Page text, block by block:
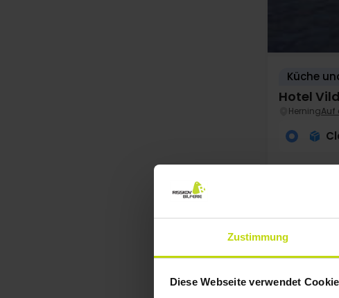
Zustimmung
Diese Webseite verwendet
Küche
Hotel
HerningAuf
Aug